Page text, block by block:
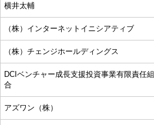
横井太輔
（株）インターネットイニシアティブ
（株）チェンジホールディングス
DCIベンチャー成長支援投資事業有限責任組
合
アズワン（株）